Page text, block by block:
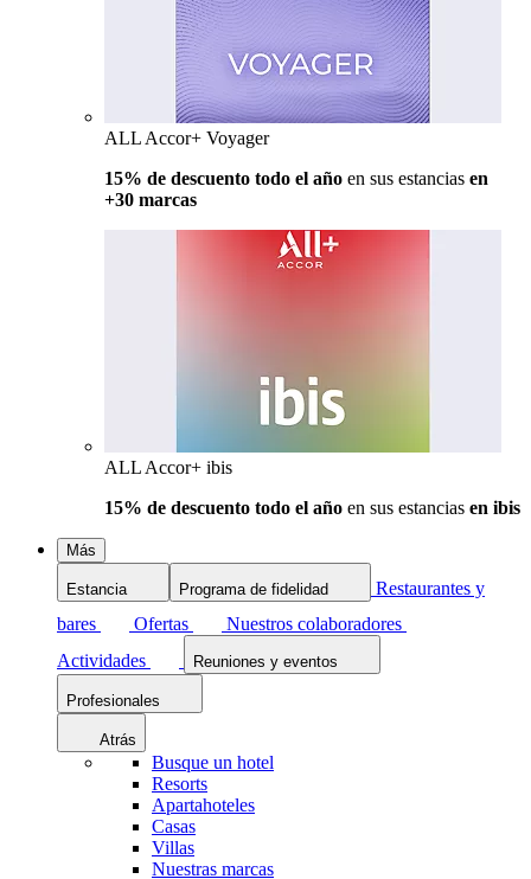
ALL Accor+ Voyager
15% de descuento todo el año en sus estancias en
+30 marcas
ALL Accor+ ibis
15% de descuento todo el año en sus estancias en ibis
Más
Estancia Programa de fidelidad
Restaurantes y
bares
Ofertas
Nuestros colaboradores
Actividades
Reuniones y eventos
Profesionales
Atrás
Busque un hotel
Resorts
Apartahoteles
Casas
Villas
Nuestras marcas